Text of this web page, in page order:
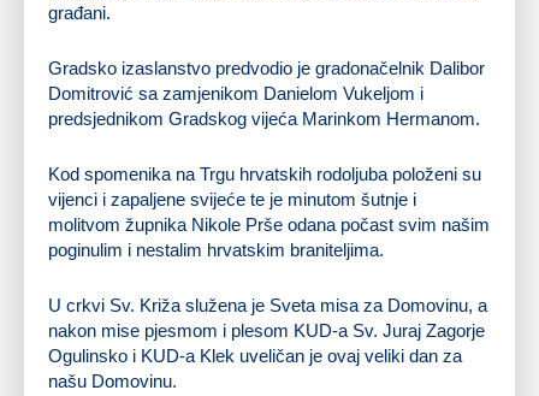
građani.
Gradsko izaslanstvo predvodio je gradonačelnik Dalibor
Domitrović sa zamjenikom Danielom Vukeljom i
predsjednikom Gradskog vijeća Marinkom Hermanom.
Kod spomenika na Trgu hrvatskih rodoljuba položeni su
vijenci i zapaljene svijeće te je minutom šutnje i
molitvom župnika Nikole Prše odana počast svim našim
poginulim i nestalim hrvatskim braniteljima.
U crkvi Sv. Križa služena je Sveta misa za Domovinu, a
nakon mise pjesmom i plesom KUD-a Sv. Juraj Zagorje
Ogulinsko i KUD-a Klek uveličan je ovaj veliki dan za
našu Domovinu.